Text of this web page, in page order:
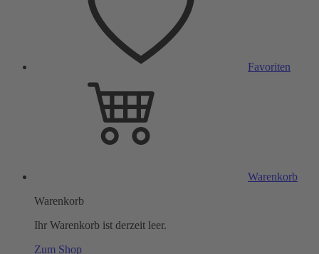
Favoriten
Warenkorb
Warenkorb
Ihr Warenkorb ist derzeit leer.
Zum Shop